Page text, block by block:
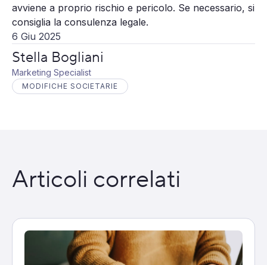
6 Giu 2025
Stella Bogliani
Marketing Specialist
MODIFICHE SOCIETARIE
avviene a proprio rischio e pericolo. Se necessario, si
consiglia la consulenza legale.
Articoli correlati